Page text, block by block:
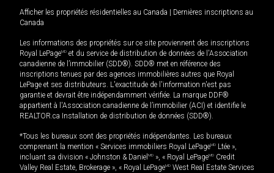
Afficher les propriétés résidentielles au Canada
Dernières inscriptions au
Canada
Les informations des propriétés sur ce site proviennent des inscriptions
Royal LePageMD et du service de distribution de données de l'Association
canadienne de l’immobilier (SDD®). SDD® met en référence des
inscriptions tenues par des agences immobilières autres que Royal
LePage et ses distributeurs. L'exactitude de l'information n'est pas
garantie et devrait être indépendamment vérifiée. La marque DDF®
appartient à l'Association canadienne de l’immobilier (ACI) et identifie le
REALTOR.ca Installation de distribution de données (SDD®).
*Tous les bureaux sont des propriétés indépendantes. Les bureaux
comprenant la mention « Services immobiliers Royal LePageMD Ltée »,
incluant sa division « Johnston & Daniel MD », « Royal LePageMD Credit
Valley Real Estate, Brokerage », « Royal LePageMD West Real Estate Services